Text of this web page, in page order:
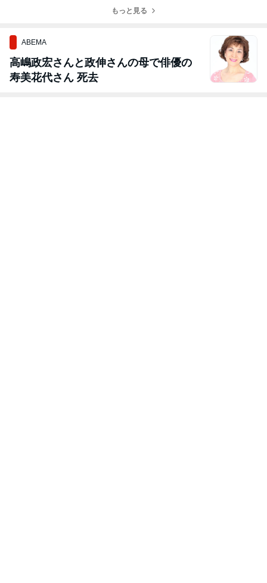
トセグメント1
もっと見る
ABEMA
高嶋政宏さんと政伸さんの母で俳優の
寿美花代さん 死去